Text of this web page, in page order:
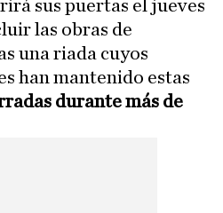
sus puertas el jueves
las obras de
una riada cuyos
han mantenido estas
durante más de